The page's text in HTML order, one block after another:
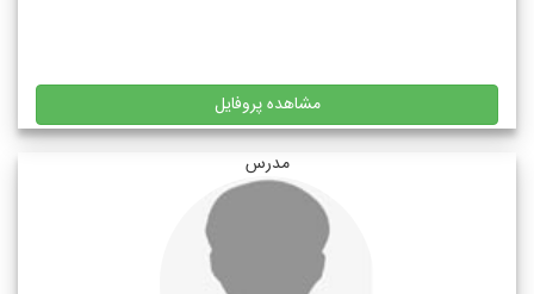
مشاهده پروفایل
مدرس